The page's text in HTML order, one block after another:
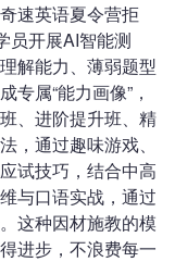
速英语夏令营拒
员开展AI智能测
解能力、薄弱题型
属“能力画像”，
、进阶提升班、精
，通过趣味游戏、
试技巧，结合中高
与口语实战，通过
这种因材施教的模
进步，不浪费每一